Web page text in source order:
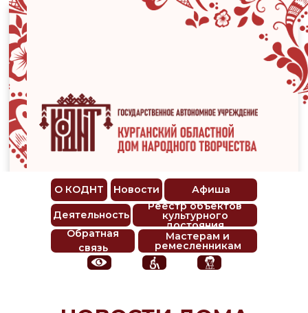
О КОДНТ Новости
Деятельность
Афиша
Обратная
связь
Реестр объектов
культурного
достояния
Мастерам и
ремесленникам